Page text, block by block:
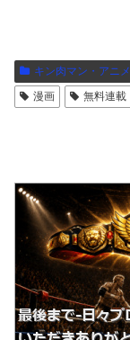
キン肉マン・アニメ
漫画
無料連載